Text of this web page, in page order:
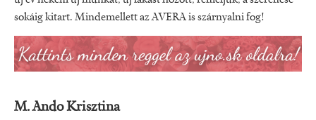
sokáig kitart. Mindemellett az AVERA is szárnyalni fog!
M. Ando Krisztina